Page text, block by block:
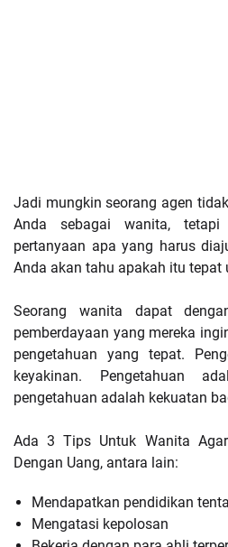
Jadi mungkin seorang agen
Anda sebagai wanita,
pertanyaan apa yang harus
Anda akan tahu apakah itu tepat
Seorang wanita dapat
pemberdayaan yang mereka
pengetahuan yang tepat.
keyakinan. Pengetahuan
pengetahuan adalah kekuatan
Ada 3 Tips Untuk Wanita
Dengan Uang, antara lain:
Mendapatkan pendidikan
Mengatasi kepolosan